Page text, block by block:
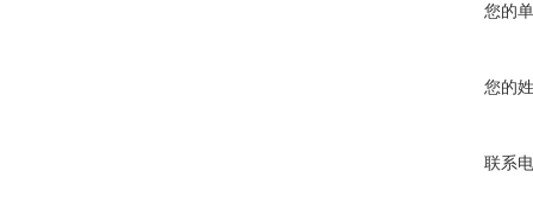
您的
您的
联系